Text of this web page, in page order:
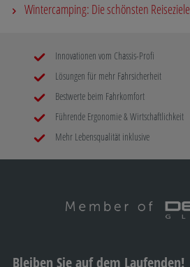
Wintercamping: Die schönsten Reiseziele
Innovationen vom Chassis-Profi
Lösungen für mehr Fahrsicherheit
Bestwerte beim Fahrkomfort
Führende Ergonomie & Wirtschaftlichkeit
Mehr Lebensqualität inklusive
Bleiben Sie auf dem Laufenden!